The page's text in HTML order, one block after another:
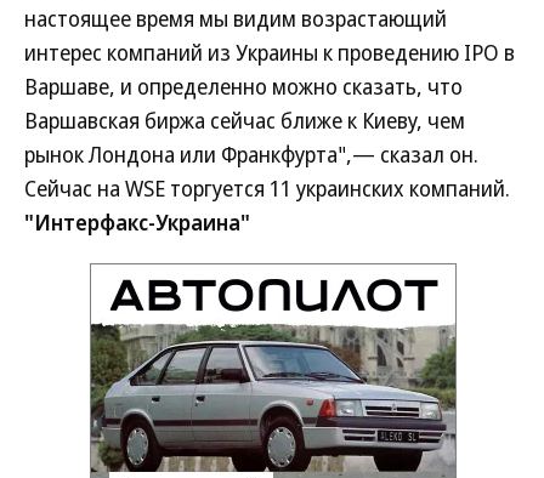
настоящее время мы видим возрастающий
интерес компаний из Украины к проведению IPO в
Варшаве, и определенно можно сказать, что
Варшавская биржа сейчас ближе к Киеву, чем
рынок Лондона или Франкфурта",— сказал он.
Сейчас на WSE торгуется 11 украинских компаний.
"Интерфакс-Украина"